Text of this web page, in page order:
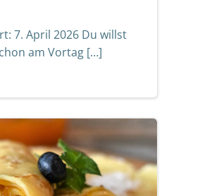
7. April 2026 Du willst
am Vortag […]